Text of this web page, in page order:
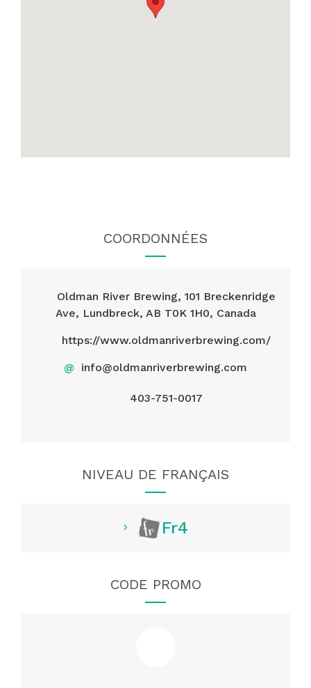
COORDONNÉES
Oldman River Brewing, 101 Breckenridge
Ave, Lundbreck, AB T0K 1H0, Canada
https://www.oldmanriverbrewing.com/
@ info@oldmanriverbrewing.com
403-751-0017
NIVEAU DE FRANÇAIS
Fr4
CODE PROMO